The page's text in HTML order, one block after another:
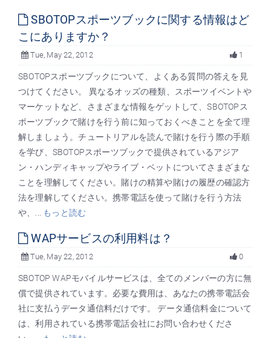
SBOTOPスポーツブックに関する情報はど
こにありますか？
Tue, May 22, 2012 1
SBOTOPスポーツブックについて、よくある質問の答えを見
つけてください。 異なるオッズの種類、スポーツイベントや
マーケットなど、さまざまな情報をゲットして、SBOTOPス
ポーツブックで賭けを行う前に知っておくべきことを全て理
解しましょう。チュートリアルを読んで賭けを行う際の手順
を学び、SBOTOPスポーツブックで提供されているアジア
ン・ハンディキャップやライブ・ベットについてさまざまな
ことを理解してください。賭けの精算や賭けの履歴の確認方
法を理解してください。携帯電話を使って賭けを行う方法
や、...
もっと読む
WAPサービスの利用料は？
Tue, May 22, 2012 0
SBOTOP WAPモバイルサービスは、全てのメンバーの方に無
償で提供されています。必要な費用は、あなたの携帯電話会
社に支払うデータ通信料だけです。 データ通信料金について
は、利用されている携帯電話会社にお問い合わせくださ